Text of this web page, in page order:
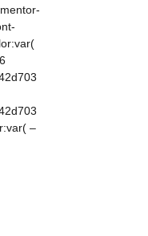
–